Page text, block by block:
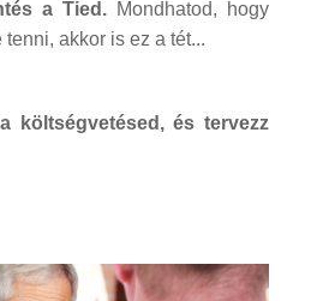
a Tied. Mondhatod, hogy
akkor is ez a tét...
költségvetésed, és tervezz